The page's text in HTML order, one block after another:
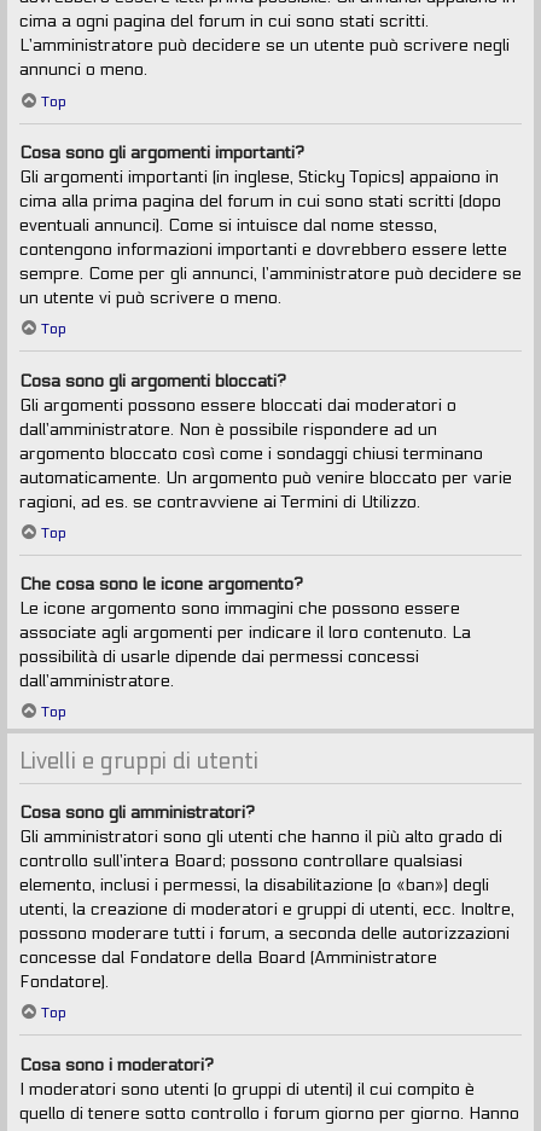
cima a ogni pagina del forum in cui sono stati scritti.
L’amministratore può decidere se un utente può scrivere negli
annunci o meno.
Top
Cosa sono gli argomenti importanti?
Gli argomenti importanti (in inglese, Sticky Topics) appaiono in
cima alla prima pagina del forum in cui sono stati scritti (dopo
eventuali annunci). Come si intuisce dal nome stesso,
contengono informazioni importanti e dovrebbero essere lette
sempre. Come per gli annunci, l’amministratore può decidere se
un utente vi può scrivere o meno.
Top
Cosa sono gli argomenti bloccati?
Gli argomenti possono essere bloccati dai moderatori o
dall’amministratore. Non è possibile rispondere ad un
argomento bloccato così come i sondaggi chiusi terminano
automaticamente. Un argomento può venire bloccato per varie
ragioni, ad es. se contravviene ai Termini di Utilizzo.
Top
Che cosa sono le icone argomento?
Le icone argomento sono immagini che possono essere
associate agli argomenti per indicare il loro contenuto. La
possibilità di usarle dipende dai permessi concessi
dall’amministratore.
Top
Livelli e gruppi di utenti
Cosa sono gli amministratori?
Gli amministratori sono gli utenti che hanno il più alto grado di
controllo sull’intera Board; possono controllare qualsiasi
elemento, inclusi i permessi, la disabilitazione (o «ban») degli
utenti, la creazione di moderatori e gruppi di utenti, ecc. Inoltre,
possono moderare tutti i forum, a seconda delle autorizzazioni
concesse dal Fondatore della Board (Amministratore
Fondatore).
Top
Cosa sono i moderatori?
I moderatori sono utenti (o gruppi di utenti) il cui compito è
quello di tenere sotto controllo i forum giorno per giorno. Hanno